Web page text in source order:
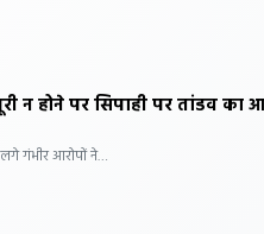
न होने पर सिपाही पर तांडव का
गंभीर आरोपों ने…